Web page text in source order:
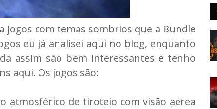
jogos com temas sombrios que a Bundle
eu já analisei aqui no blog, enquanto
assim são bem interessantes e tenho
aqui. Os jogos são:
atmosférico de tiroteio com visão aérea